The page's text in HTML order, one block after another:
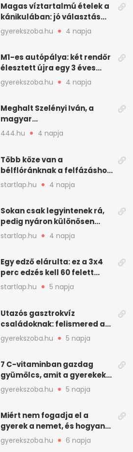
Magas víztartalmú ételek a
kánikulában: jó választás
gyerekeknek
gyerekszoba.hu 4 napja
M1-es autópálya: két rendőr
élesztett újra egy 3 éves
kisfiút
gyerekszoba.hu 4 napja
Meghalt Szelényi Iván, a
magyar
társadalomtudomány
meghatározó alakja
444.hu 4 napja
Több köze van a
bélflóránknak a felfázáshoz,
mint hinnénk – Így védhetjük
nyáron a húgyutakat (x)
startlap.hu 4 napja
Sokan csak legyintenek rá,
pedig nyáron különösen
gyakran jelentkezik ez a
kellemetlen betegség
startlap.hu 4 napja
Egy edző elárulta: ez a 3x4
perc edzés kell 60 felett
mindenkinek
startlap.hu 5 napja
Utazós gasztrokvíz
családoknak: felismered az
asadót és társait?
gyerekszoba.hu 5 napja
7 C-vitaminban gazdag
gyümölcs, amit a gyerekek
is szívesen megesznek
gyerekszoba.hu 5 napja
Miért nem fogadja el a
gyerek a nemet, és hogyan
mondd ki jól?
gyerekszoba.hu 6 napja